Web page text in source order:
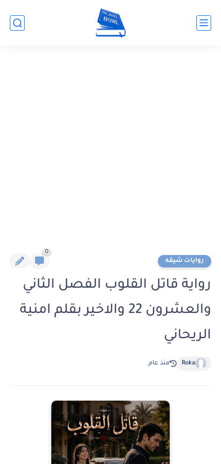
روايات شيقه
0
رواية قاتل القلوب الفصل الثاني
والعشرون 22 والاخير بقلم امنية
الريحاني
Roka منذ عام